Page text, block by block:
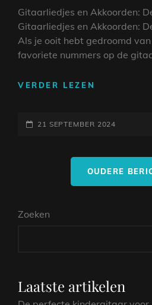
Gitaarliedjes en Akkoorden:
Gitaarliedjes en Akkoorden:
Als je ooit hebt gedroomd
favoriete nummers op de
VERDER LEZEN
VAN
JOUW
GIDS
GEPLAATST
21 SEPTEMBER 2024
Berichtnavigatie
OUDERE
Zoeken
Laatste artikelen